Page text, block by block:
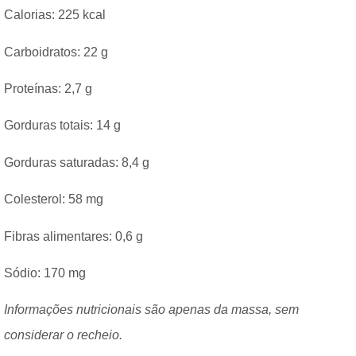
Calorias: 225 kcal
Carboidratos: 22 g
Proteínas: 2,7 g
Gorduras totais: 14 g
Gorduras saturadas: 8,4 g
Colesterol: 58 mg
Fibras alimentares: 0,6 g
Sódio: 170 mg
Informações nutricionais são apenas da massa, sem
considerar o recheio.